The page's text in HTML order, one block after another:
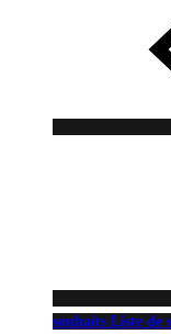
souhaits Liste de